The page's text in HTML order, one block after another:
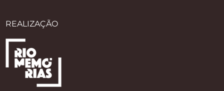
REALIZAÇÃO